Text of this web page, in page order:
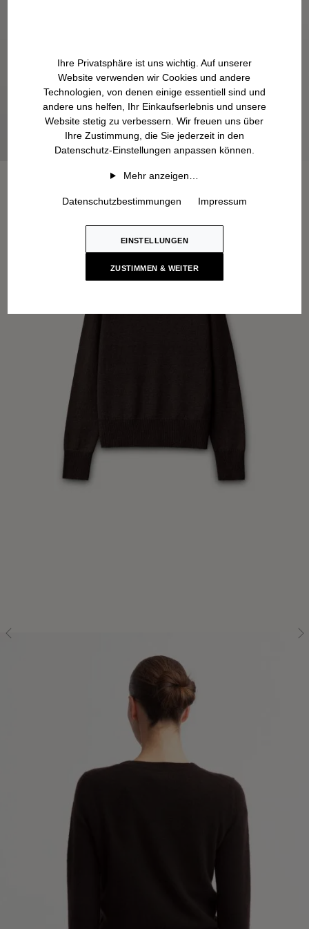
Ihre Privatsphäre ist uns wichtig. Auf unserer
Website verwenden wir Cookies und andere
Technologien, von denen einige essentiell sind und
andere uns helfen, Ihr Einkaufserlebnis und unsere
Website stetig zu verbessern. Wir freuen uns über
Ihre Zustimmung, die Sie jederzeit in den
Datenschutz-Einstellungen anpassen können.
Mehr anzeigen…
Datenschutzbestimmungen Impressum
EINSTELLUNGEN
ZUSTIMMEN & WEITER